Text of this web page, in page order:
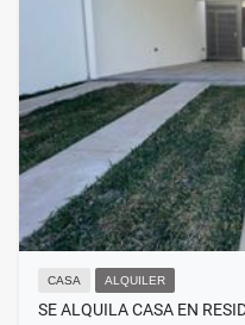
CASA ALQUILER
SE ALQUILA CASA EN